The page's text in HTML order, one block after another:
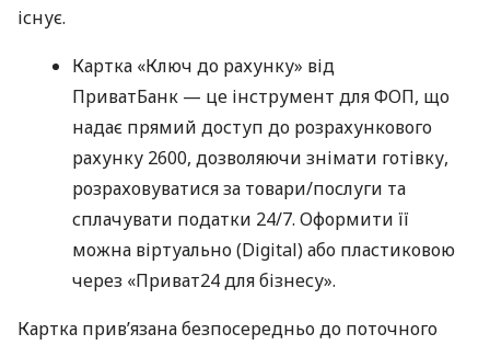
існує.
Картка «Ключ до рахунку» від
ПриватБанк — це інструмент для ФОП, що
надає прямий доступ до розрахункового
рахунку 2600, дозволяючи знімати готівку,
розраховуватися за товари/послуги та
сплачувати податки 24/7. Оформити її
можна віртуально (Digital) або пластиковою
через «Приват24 для бізнесу».
Картка прив’язана безпосередньо до поточного